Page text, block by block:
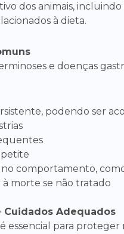
dos animais,
à dieta.
e doenças
podendo ser
comportamento,
à morte se não tratado
Cuidados Adequados
essencial para